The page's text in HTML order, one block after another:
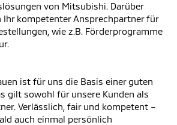
von Mitsubishi. Darüber
Ihr kompetenter Ansprechpartner für
wie z.B. Förderprogramme
ist für uns die Basis einer guten
gilt sowohl für unsere Kunden als
Verlässlich, fair und kompetent –
auch einmal persönlich